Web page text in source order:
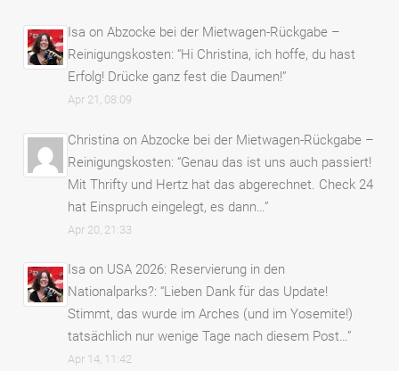
Isa onAbzocke bei der Mietwagen-Rückgabe –
Reinigungskosten: “Hi Christina, ich hoffe, du hast
Erfolg! Drücke ganz fest die Daumen!”
Apr 21, 08:09
Christina onAbzocke bei der Mietwagen-Rückgabe –
Reinigungskosten: “Genau das ist uns auch passiert!
Mit Thrifty und Hertz hat das abgerechnet. Check 24
hat Einspruch eingelegt, es dann…”
Apr 20, 21:33
Isa on USA 2026: Reservierung in den
Nationalparks?: “Lieben Dank für das Update!
Stimmt, das wurde im Arches (und im Yosemite!)
tatsächlich nur wenige Tage nach diesem Post…”
Apr 14, 11:42